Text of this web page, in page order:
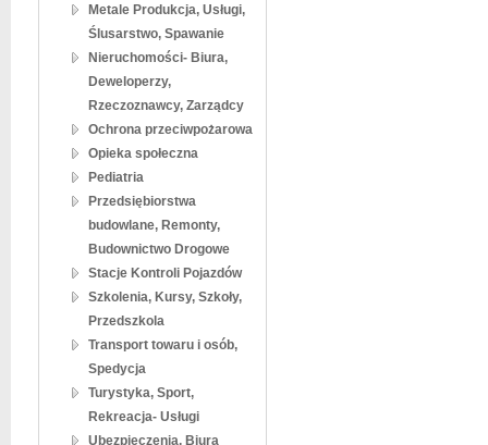
Metale Produkcja, Usługi,
Ślusarstwo, Spawanie
Nieruchomości- Biura,
Deweloperzy,
Rzeczoznawcy, Zarządcy
Ochrona przeciwpożarowa
Opieka społeczna
Pediatria
Przedsiębiorstwa
budowlane, Remonty,
Budownictwo Drogowe
Stacje Kontroli Pojazdów
Szkolenia, Kursy, Szkoły,
Przedszkola
Transport towaru i osób,
Spedycja
Turystyka, Sport,
Rekreacja- Usługi
Ubezpieczenia, Biura